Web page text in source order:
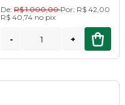
De: R$ 1.000,00Por: R$ 42,00
R$ 40,74 no pix
- +